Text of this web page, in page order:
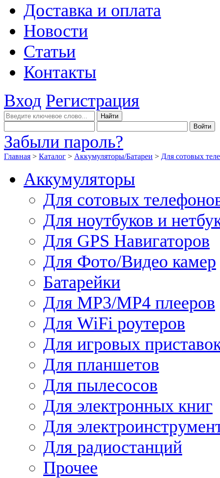
Доставка и оплата
Новости
Статьи
Контакты
Вход Регистрация
Забыли пароль?
Главная > Каталог > Аккумуляторы/Батареи > Для сотовых
Аккумуляторы
Для сотовых
Для ноутбуков и
Для GPS Навигаторов
Для Фото/Видео камер
Батарейки
Для MP3/MP4 плееров
Для WiFi роутеров
Для игровых
Для планшетов
Для пылесосов
Для электронных книг
Для
Для радиостанций
Прочее